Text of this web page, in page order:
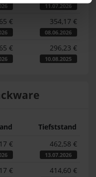
11.07.2026
€ 354,17 €
08.06.2026
€ 296,23 €
10.08.2025
Tiefststand
€ 462,58 €
13.07.2026
€ 414,60 €